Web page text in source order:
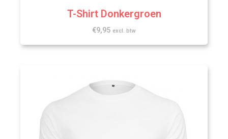
T-Shirt Donkergroen
€9,95 excl. btw